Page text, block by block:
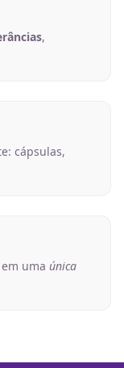
,
cápsulas,
em uma única